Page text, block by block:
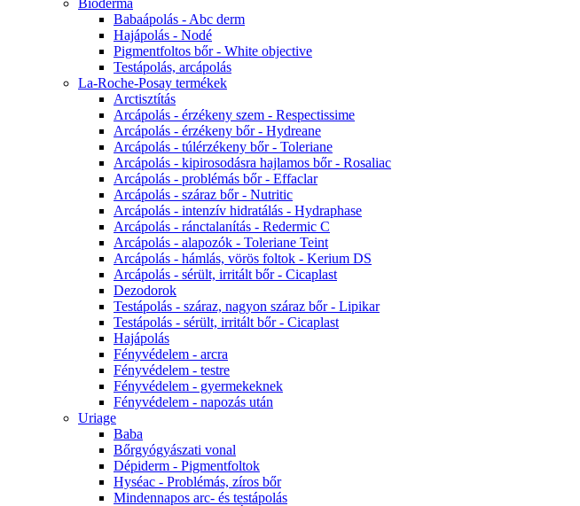
Bioderma
Babaápolás - Abc derm
Hajápolás - Nodé
Pigmentfoltos bőr - White objective
Testápolás, arcápolás
La-Roche-Posay termékek
Arctisztítás
Arcápolás - érzékeny szem - Respectissime
Arcápolás - érzékeny bőr - Hydreane
Arcápolás - túlérzékeny bőr - Toleriane
Arcápolás - kipirosodásra hajlamos bőr - Rosaliac
Arcápolás - problémás bőr - Effaclar
Arcápolás - száraz bőr - Nutritic
Arcápolás - intenzív hidratálás - Hydraphase
Arcápolás - ránctalanítás - Redermic C
Arcápolás - alapozók - Toleriane Teint
Arcápolás - hámlás, vörös foltok - Kerium DS
Arcápolás - sérült, irritált bőr - Cicaplast
Dezodorok
Testápolás - száraz, nagyon száraz bőr - Lipikar
Testápolás - sérült, irritált bőr - Cicaplast
Hajápolás
Fényvédelem - arcra
Fényvédelem - testre
Fényvédelem - gyermekeknek
Fényvédelem - napozás után
Uriage
Baba
Bőrgyógyászati vonal
Dépiderm - Pigmentfoltok
Hyséac - Problémás, zíros bőr
Mindennapos arc- és testápolás